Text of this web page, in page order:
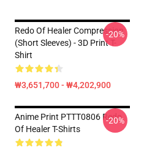
Redo Of Healer Compression
(short Sleeves) - 3D Print T-
Shirt
₩3,651,700 - ₩4,202,900
-20%
Anime Print PTTT0806 Redo
Of Healer T-Shirts
-20%